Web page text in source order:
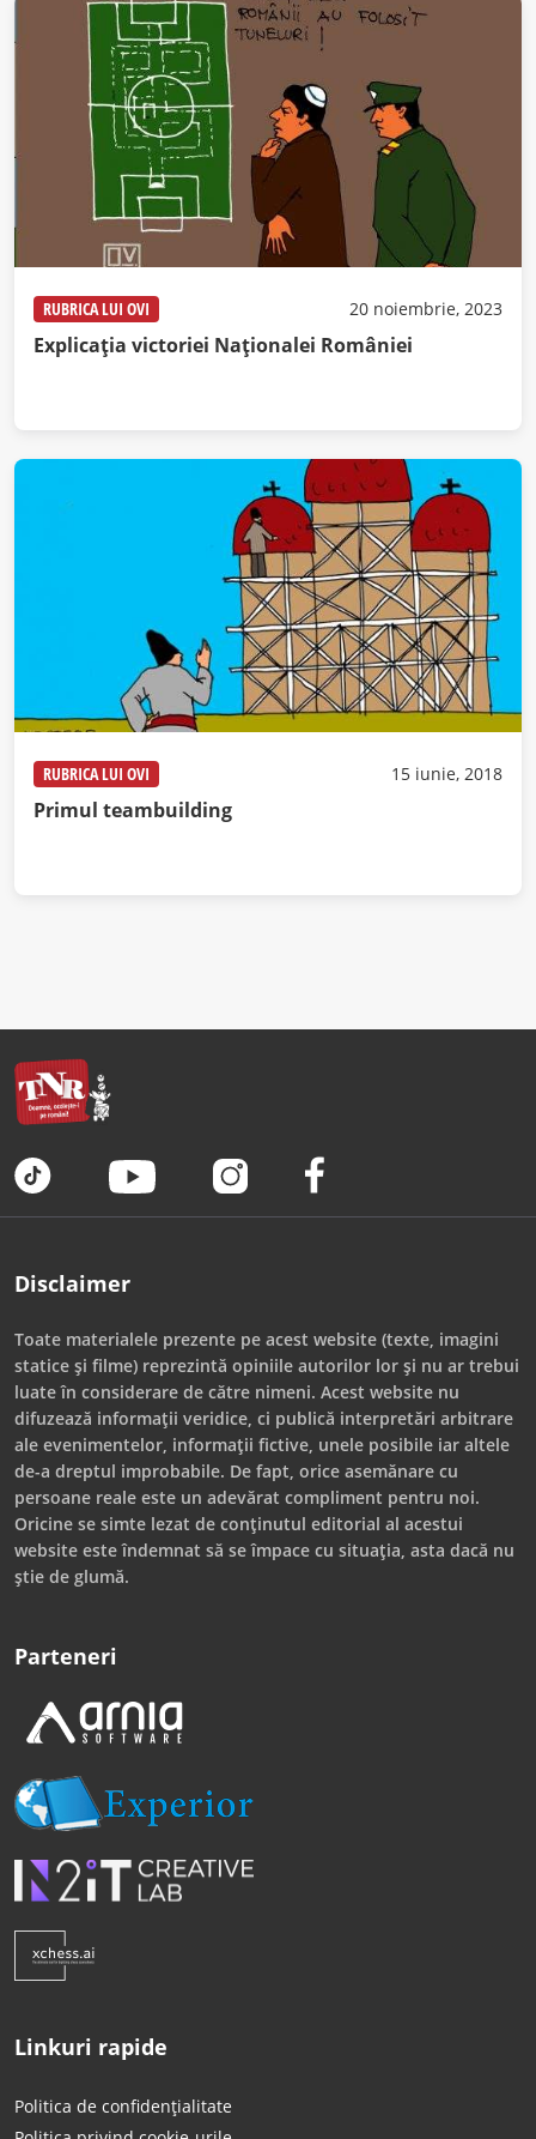
RUBRICA LUI OVI 20 noiembrie, 2023
Explicația victoriei Naționalei României
RUBRICA LUI OVI 15 iunie, 2018
Primul teambuilding
Disclaimer
Toate materialele prezente pe acest website (texte, imagini
statice și filme) reprezintă opiniile autorilor lor și nu ar trebui
luate în considerare de către nimeni. Acest website nu
difuzează informații veridice, ci publică interpretări arbitrare
ale evenimentelor, informații fictive, unele posibile iar altele
de-a dreptul improbabile. De fapt, orice asemănare cu
persoane reale este un adevărat compliment pentru noi.
Oricine se simte lezat de conținutul editorial al acestui
website este îndemnat să se împace cu situația, asta dacă nu
știe de glumă.
Parteneri
Linkuri rapide
Politica de confidențialitate